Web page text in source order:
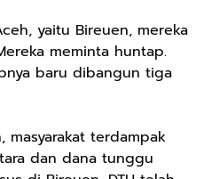
yaitu Bireuen, mereka
meminta huntap.
baru dibangun tiga
masyarakat terdampak
dan dana tunggu